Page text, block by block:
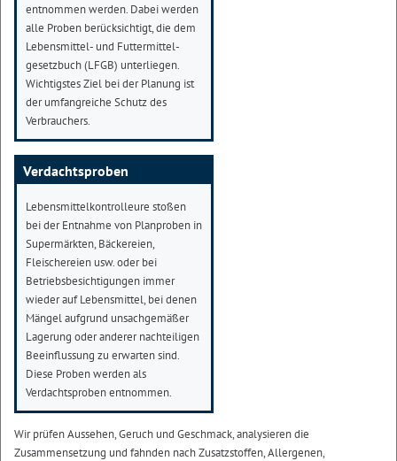
entnommen werden. Dabei werden
alle Proben berücksichtigt, die dem
Lebensmittel- und Futtermittel-
gesetzbuch (LFGB) unterliegen.
Wichtigstes Ziel bei der Planung ist
der umfangreiche Schutz des
Verbrauchers.
Verdachtsproben
Lebensmittelkontrolleure stoßen
bei der Entnahme von Planproben in
Supermärkten, Bäckereien,
Fleischereien usw. oder bei
Betriebsbesichtigungen immer
wieder auf Lebensmittel, bei denen
Mängel aufgrund unsachgemäßer
Lagerung oder anderer nachteiligen
Beeinflussung zu erwarten sind.
Diese Proben werden als
Verdachtsproben entnommen.
Wir prüfen Aussehen, Geruch und Geschmack, analysieren die
Zusammensetzung und fahnden nach Zusatzstoffen, Allergenen,